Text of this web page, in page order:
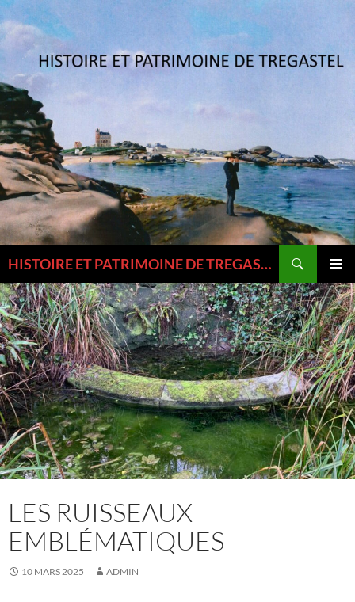
Aller
au
contenu
HISTOIRE ET PATRIMOINE DE TREGASTEL ET DU TREGOR
MENU
LES RUISSEAUX
EMBLÉMATIQUES
10 MARS 2025 ADMIN